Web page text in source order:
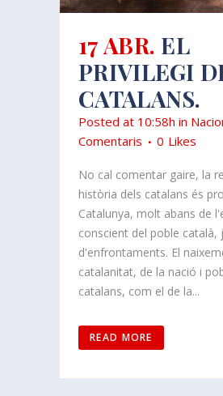
17 ABR. EL
PRIVILEGI
CATALANS.
Posted at 10:58h in
Comentaris
0 Likes
No cal comentar gaire, la
història dels catalans és
Catalunya, molt abans de
conscient del poble català,
d'enfrontaments. El
catalanitat, de la nació i
catalans, com el de la...
READ MORE